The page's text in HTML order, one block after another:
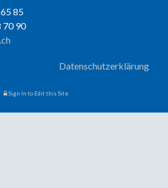
85
70 90
Datenschutzerklärung
Sign In to Edit this Site